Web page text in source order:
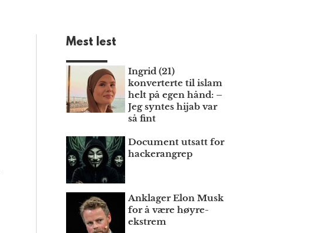
Mest lest
Ingrid (21)
konverterte til islam
helt på egen hånd: –
Jeg syntes hijab var
så fint
Document utsatt for
hackerangrep
Anklager Elon Musk
for å være høyre­
ekstrem